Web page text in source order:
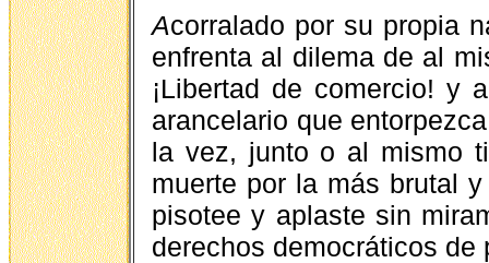
Acorralado por su propia
enfrenta al dilema de al
¡Libertad de comercio! y
arancelario que
la vez, junto o al mismo
muerte por la más brutal
pisotee y aplaste sin
derechos democráticos de